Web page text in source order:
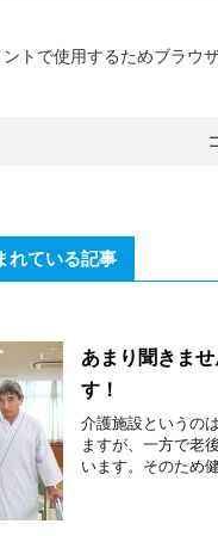
トで使用するためブラウ
れている記事
あまり聞きま
す！
介護施設というの
ますが、一方で老
います。そのため